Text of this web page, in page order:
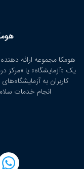
هومکا مجموعه ارائه‌
یک «آزمایشگاه» یا «مرکز
کاربران به
انجام خدمات